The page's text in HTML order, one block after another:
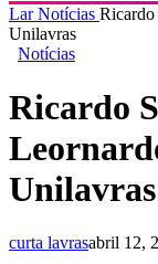
LarNotícias Ricardo
Unilavras
Notícias
Ricardo
Unilavras
curta lavrasabril 12,